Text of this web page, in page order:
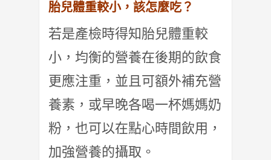
胎兒體重較小，該怎麼吃？
若是產檢時得知胎兒體重較
小，均衡的營養在後期的飲食
更應注重， 並且可額外補充營
養素，或早晚各喝一杯媽媽奶
粉，也可以在點心時間飲用，
加強營養的攝取。